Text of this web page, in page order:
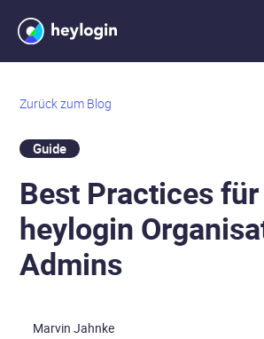
Zurück zum Blog
Guide
Best Practices für
heylogin
Admins
Marvin Jahnke